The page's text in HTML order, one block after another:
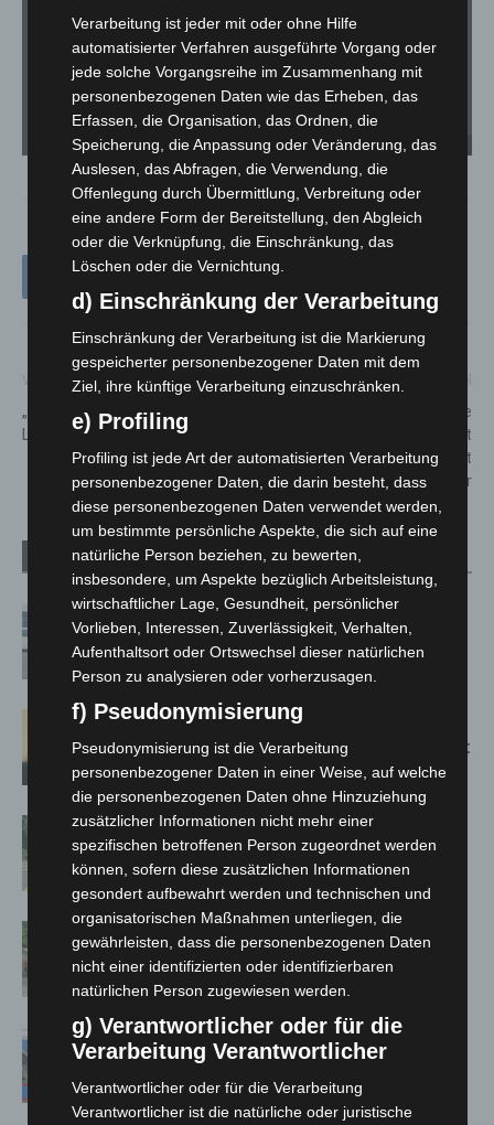
Das „Who’s Who“ der Kampfmittelräumdienste tagte in Hannover. - © LGLN
Vorheriger Artikel
„Orange Day“ bekommt auch in
Langenhagen eine Stimme
Nächster Artikel
Anja Ritschel ist neue
Dezernentin für Wirtschaft
und Umwelt der Stadt
Hannover
Verwandte Artikel Mehr vom Autor
Niedersachsen: Feuerwehrkräfte
kehren nach Waldbrandeinsatz aus
Spanien zurück
Hannover: Erste Tigermücken-
Population in Niedersachsen entdeckt
Brand im „Haus der Begegnung“ in
Neuwarmbüchen schnell eingedämmt
Region Hannover: 21 neue
Notfallsanitäter starten beim Roten
Kreuz
Mann läuft mit Hockeyschläger über
A7 – Polizei sucht Zeugen
Verarbeitung ist jeder mit oder ohne Hilfe
automatisierter Verfahren ausgeführte Vorgang oder
jede solche Vorgangsreihe im Zusammenhang mit
personenbezogenen Daten wie das Erheben, das
Erfassen, die Organisation, das Ordnen, die
Speicherung, die Anpassung oder Veränderung, das
Auslesen, das Abfragen, die Verwendung, die
Offenlegung durch Übermittlung, Verbreitung oder
eine andere Form der Bereitstellung, den Abgleich
oder die Verknüpfung, die Einschränkung, das
Löschen oder die Vernichtung.
d) Einschränkung der Verarbeitung
Einschränkung der Verarbeitung ist die Markierung
gespeicherter personenbezogener Daten mit dem
Ziel, ihre künftige Verarbeitung einzuschränken.
e) Profiling
Profiling ist jede Art der automatisierten Verarbeitung
personenbezogener Daten, die darin besteht, dass
diese personenbezogenen Daten verwendet werden,
um bestimmte persönliche Aspekte, die sich auf eine
natürliche Person beziehen, zu bewerten,
insbesondere, um Aspekte bezüglich Arbeitsleistung,
wirtschaftlicher Lage, Gesundheit, persönlicher
Vorlieben, Interessen, Zuverlässigkeit, Verhalten,
Aufenthaltsort oder Ortswechsel dieser natürlichen
Person zu analysieren oder vorherzusagen.
f) Pseudonymisierung
Pseudonymisierung ist die Verarbeitung
personenbezogener Daten in einer Weise, auf welche
die personenbezogenen Daten ohne Hinzuziehung
zusätzlicher Informationen nicht mehr einer
spezifischen betroffenen Person zugeordnet werden
können, sofern diese zusätzlichen Informationen
gesondert aufbewahrt werden und technischen und
organisatorischen Maßnahmen unterliegen, die
gewährleisten, dass die personenbezogenen Daten
nicht einer identifizierten oder identifizierbaren
natürlichen Person zugewiesen werden.
g) Verantwortlicher oder für die
Verarbeitung Verantwortlicher
Verantwortlicher oder für die Verarbeitung
Verantwortlicher ist die natürliche oder juristische